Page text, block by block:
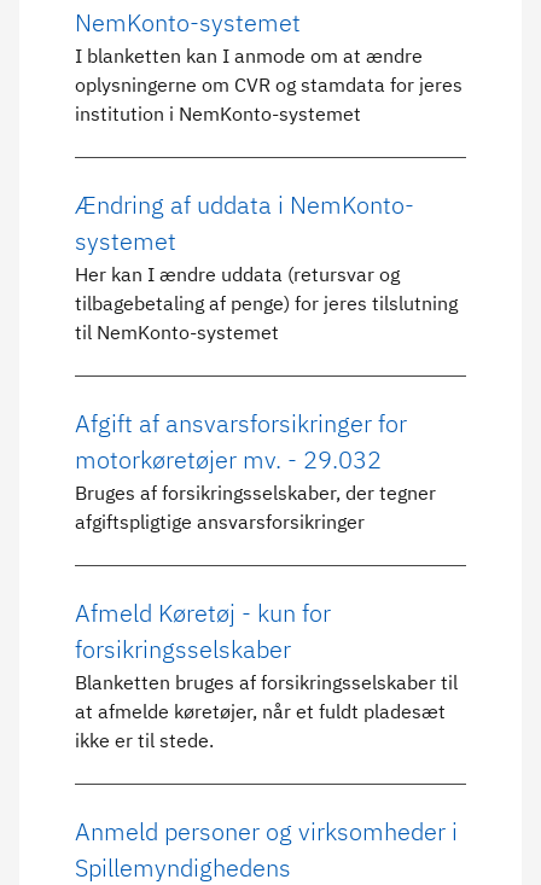
NemKonto-systemet
I blanketten kan I anmode om at ændre
oplysningerne om CVR og stamdata for jeres
institution i NemKonto-systemet
Ændring af uddata i NemKonto-
systemet
Her kan I ændre uddata (retursvar og
tilbagebetaling af penge) for jeres tilslutning
til NemKonto-systemet
Afgift af ansvarsforsikringer for
motorkøretøjer mv. - 29.032
Bruges af forsikringsselskaber, der tegner
afgiftspligtige ansvarsforsikringer
Afmeld Køretøj - kun for
forsikringsselskaber
Blanketten bruges af forsikringsselskaber til
at afmelde køretøjer, når et fuldt pladesæt
ikke er til stede.
Anmeld personer og virksomheder i
Spillemyndighedens